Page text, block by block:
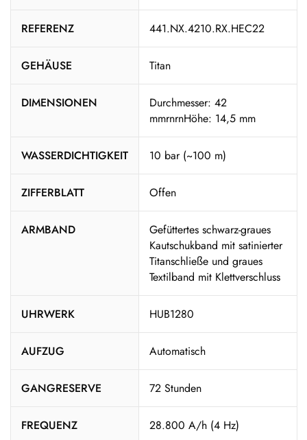
REFERENZ 441.NX.4210.RX.HEC22
GEHÄUSE Titan
DIMENSIONEN
Durchmesser: 42
mmrnrnHöhe: 14,5 mm
WASSERDICHTIGKEIT 10 bar (~100 m)
ZIFFERBLATT Offen
ARMBAND
Gefüttertes schwarz-graues
Kautschukband mit satinierter
Titanschließe und graues
Textilband mit Klettverschluss
UHRWERK HUB1280
AUFZUG Automatisch
GANGRESERVE 72 Stunden
FREQUENZ 28.800 A/h (4 Hz)